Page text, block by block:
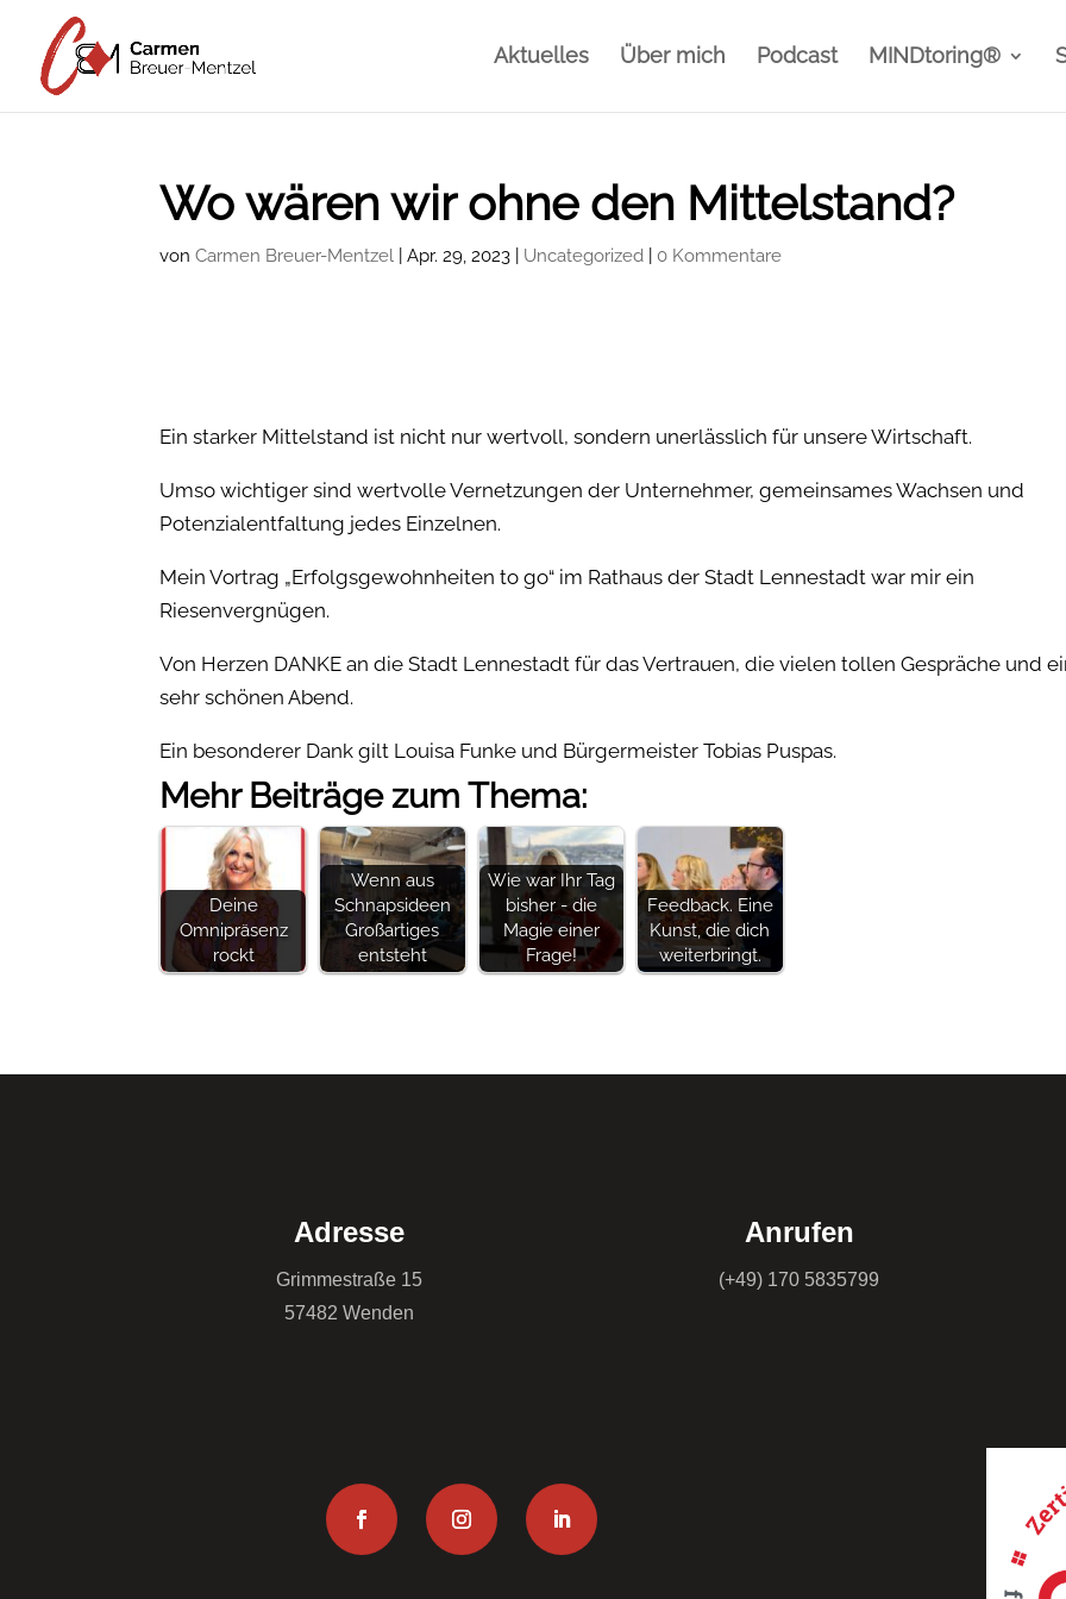
Aktuelles Über mich Podcast MINDtoring®
Wo wären wir ohne den Mittelstand?
vonCarmen Breuer-Mentzel |Apr. 29, 2023 Uncategorized 0 Kommentare
Ein starker Mittelstand ist nicht nur wertvoll, sondern unerlässlich für unsere Wirtschaft.
Umso wichtiger sind wertvolle Vernetzungen der Unternehmer, gemeinsames Wachsen und
Potenzialentfaltung jedes Einzelnen.
Mein Vortrag „Erfolgsgewohnheiten to go“ im Rathaus der Stadt Lennestadt war mir ein
Riesenvergnügen.
Von Herzen DANKE an die Stadt Lennestadt für das Vertrauen, die vielen tollen Gespräche und
sehr schönen Abend.
Ein besonderer Dank gilt Louisa Funke und Bürgermeister Tobias Puspas.
Mehr Beiträge zum Thema:
Deine
Omnipräsenz
rockt
Wenn aus
Schnapsideen
Großartiges
entsteht
Wie war Ihr Tag
bisher - die
Magie einer
Frage!
Feedback. Eine
Kunst, die dich
weiterbringt.
Adresse
Grimmestraße 15
57482 Wenden
Anrufen
(+49) 170 5835799